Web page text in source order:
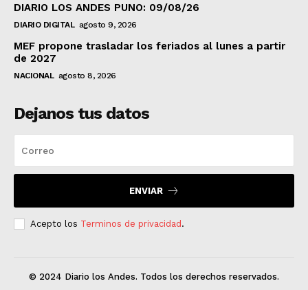
DIARIO LOS ANDES PUNO: 09/08/26
DIARIO DIGITAL agosto 9, 2026
MEF propone trasladar los feriados al lunes a partir
de 2027
NACIONAL agosto 8, 2026
Dejanos tus datos
ENVIAR
Acepto los Terminos de privacidad.
© 2024 Diario los Andes. Todos los derechos reservados.